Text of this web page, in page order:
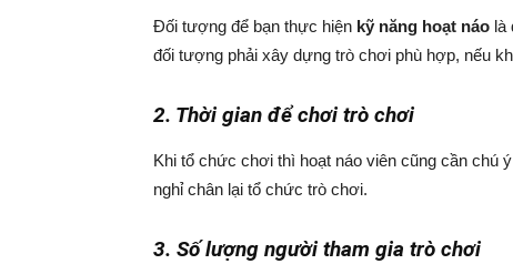
Đối tượng để bạn thực hiện kỹ năng hoạt náo là
đối tượng phải xây dựng trò chơi phù hợp, nếu
2. Thời gian để chơi trò chơi
Khi tổ chức chơi thì hoạt náo viên cũng cần chú
nghỉ chân lại tổ chức trò chơi.
3. Số lượng người tham gia trò chơi